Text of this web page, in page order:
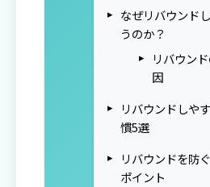
なぜリバウンド
うのか？
リバウン
因
リバウンドしや
慣5選
リバウンドを防
ポイント